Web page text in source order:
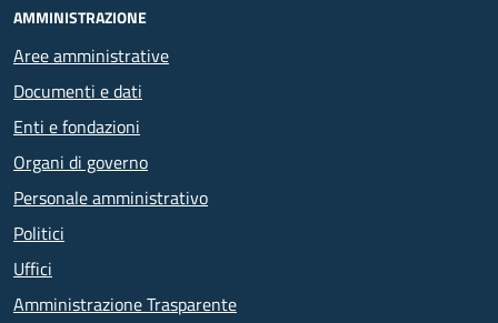
AMMINISTRAZIONE
Aree amministrative
Documenti e dati
Enti e fondazioni
Organi di governo
Personale amministrativo
Politici
Uffici
Amministrazione Trasparente